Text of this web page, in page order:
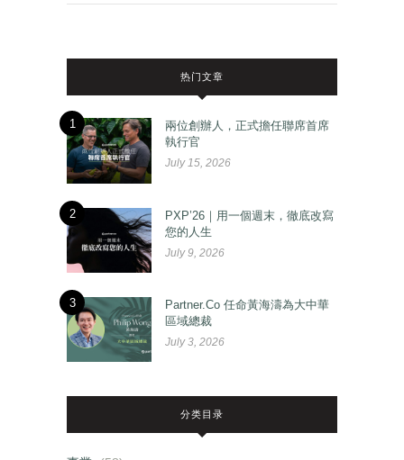
热门文章
1
兩位創辦人，正式擔任聯席首席
執行官
July 15, 2026
2
PXP’26｜用一個週末，徹底改寫
您的人生
July 9, 2026
3
Partner.Co 任命黃海濤為大中華
區域總裁
July 3, 2026
分类目录